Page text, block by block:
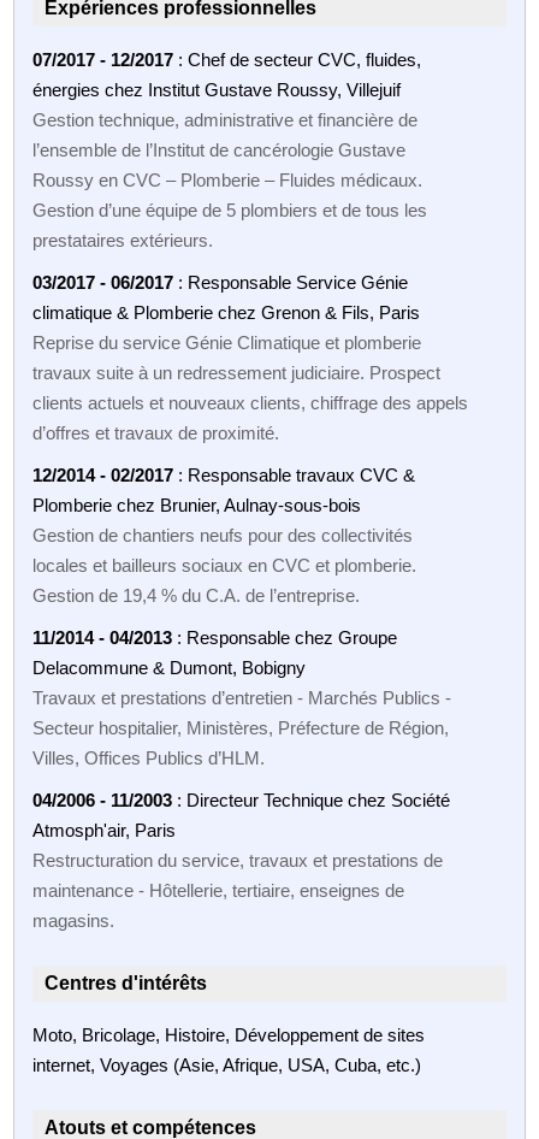
Expériences professionnelles
07/2017 - 12/2017 : Chef de secteur CVC, fluides,
énergies chez Institut Gustave Roussy, Villejuif
Gestion technique, administrative et financière de
l’ensemble de l’Institut de cancérologie Gustave
Roussy en CVC – Plomberie – Fluides médicaux.
Gestion d’une équipe de 5 plombiers et de tous les
prestataires extérieurs.
03/2017 - 06/2017 : Responsable Service Génie
climatique & Plomberie chez Grenon & Fils, Paris
Reprise du service Génie Climatique et plomberie
travaux suite à un redressement judiciaire. Prospect
clients actuels et nouveaux clients, chiffrage des appels
d’offres et travaux de proximité.
12/2014 - 02/2017 : Responsable travaux CVC &
Plomberie chez Brunier, Aulnay-sous-bois
Gestion de chantiers neufs pour des collectivités
locales et bailleurs sociaux en CVC et plomberie.
Gestion de 19,4 % du C.A. de l’entreprise.
11/2014 - 04/2013 : Responsable chez Groupe
Delacommune & Dumont, Bobigny
Travaux et prestations d’entretien - Marchés Publics -
Secteur hospitalier, Ministères, Préfecture de Région,
Villes, Offices Publics d’HLM.
04/2006 - 11/2003 : Directeur Technique chez Société
Atmosph'air, Paris
Restructuration du service, travaux et prestations de
maintenance - Hôtellerie, tertiaire, enseignes de
magasins.
Centres d'intérêts
Moto, Bricolage, Histoire, Développement de sites
internet, Voyages (Asie, Afrique, USA, Cuba, etc.)
Atouts et compétences